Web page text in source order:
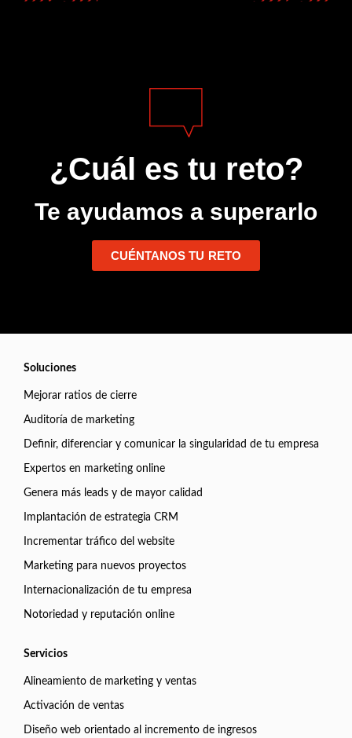
¿Cuál es tu reto?
Te ayudamos a superarlo
CUÉNTANOS TU RETO
Soluciones
Mejorar ratios de cierre
Auditoría de marketing
Definir, diferenciar y comunicar la singularidad de tu empresa
Expertos en marketing online
Genera más leads y de mayor calidad
Implantación de estrategia CRM
Incrementar tráfico del website
Marketing para nuevos proyectos
Internacionalización de tu empresa
Notoriedad y reputación online
Servicios
Alineamiento de marketing y ventas
Activación de ventas
Diseño web orientado al incremento de ingresos